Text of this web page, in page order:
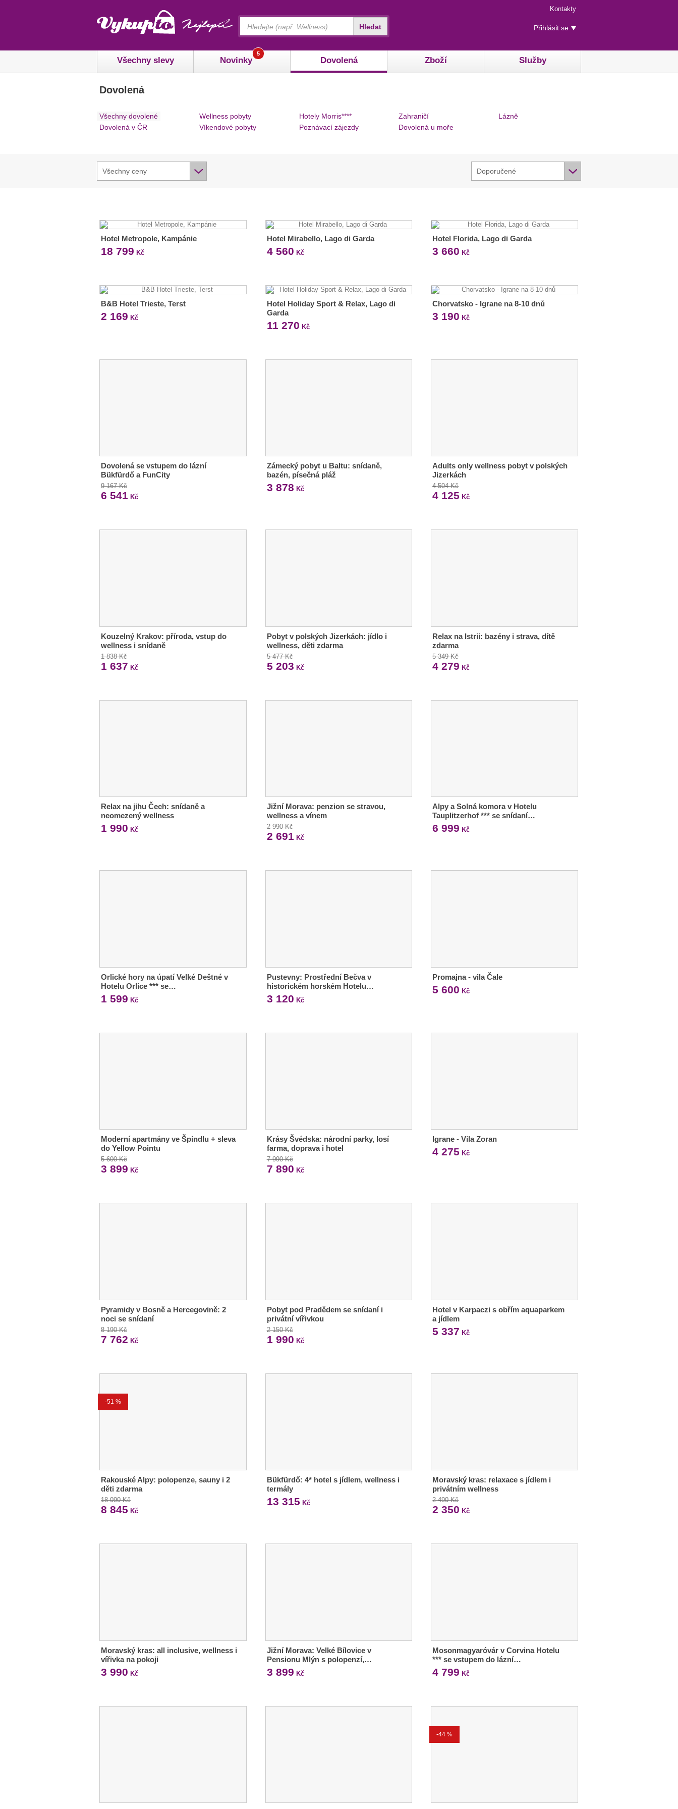
Menu
rychlého
přístupu
Kontakty
Uživatelské
menu
Přihlásit se
Všechny slevy Novinky
5
Dovolená Zboží Služby
Hledat
Dovolená
Všechny dovolené
Dovolená v ČR
Wellness pobyty
Víkendové pobyty
Hotely Morris****
Poznávací zájezdy
Zahraničí
Dovolená u moře
Lázně
Všechny ceny Doporučené
Hotel Metropole, Kampánie
18 799 Kč
Hotel Mirabello, Lago di Garda
4 560 Kč
Hotel Florida, Lago di Garda
3 660 Kč
B&B Hotel Trieste, Terst
2 169 Kč
Hotel Holiday Sport & Relax, Lago di
Garda
11 270 Kč
Chorvatsko - Igrane na 8-10 dnů
3 190 Kč
Dovolená se vstupem do lázní
Bükfürdő a FunCity
9 167 Kč
6 541 Kč
Zámecký pobyt u Baltu: snídaně,
bazén, písečná pláž
3 878 Kč
Adults only wellness pobyt v polských
Jizerkách
4 504 Kč
4 125 Kč
Kouzelný Krakov: příroda, vstup do
wellness i snídaně
1 838 Kč
1 637 Kč
Pobyt v polských Jizerkách: jídlo i
wellness, děti zdarma
5 477 Kč
5 203 Kč
Relax na Istrii: bazény i strava, dítě
zdarma
5 349 Kč
4 279 Kč
Relax na jihu Čech: snídaně a
neomezený wellness
1 990 Kč
Jižní Morava: penzion se stravou,
wellness a vínem
2 990 Kč
2 691 Kč
Alpy a Solná komora v Hotelu
Tauplitzerhof *** se snídaní…
6 999 Kč
Orlické hory na úpatí Velké Deštné v
Hotelu Orlice *** se…
1 599 Kč
Pustevny: Prostřední Bečva v
historickém horském Hotelu…
3 120 Kč
Promajna - vila Čale
5 600 Kč
Moderní apartmány ve Špindlu + sleva
do Yellow Pointu
5 600 Kč
3 899 Kč
Krásy Švédska: národní parky, losí
farma, doprava i hotel
7 990 Kč
7 890 Kč
Igrane - Vila Zoran
4 275 Kč
Pyramidy v Bosně a Hercegovině: 2
noci se snídaní
8 190 Kč
7 762 Kč
Pobyt pod Pradědem se snídaní i
privátní vířivkou
2 150 Kč
1 990 Kč
Hotel v Karpaczi s obřím aquaparkem
a jídlem
5 337 Kč
-51 %
Rakouské Alpy: polopenze, sauny i 2
děti zdarma
18 090 Kč
8 845 Kč
Bükfürdő: 4* hotel s jídlem, wellness i
termály
13 315 Kč
Moravský kras: relaxace s jídlem i
privátním wellness
2 490 Kč
2 350 Kč
Moravský kras: all inclusive, wellness i
vířivka na pokoji
3 990 Kč
Jižní Morava: Velké Bílovice v
Pensionu Mlýn s polopenzí,…
3 899 Kč
Mosonmagyaróvár v Corvina Hotelu
*** se vstupem do lázní…
4 799 Kč
-44 %